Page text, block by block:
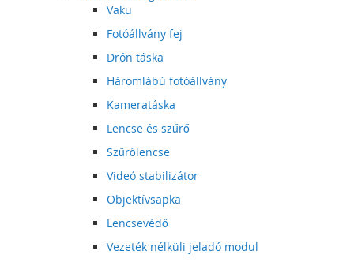
Vaku
Fotóállvány fej
Drón táska
Háromlábú fotóállvány
Kameratáska
Lencse és szűrő
Szűrőlencse
Videó stabilizátor
Objektívsapka
Lencsevédő
Vezeték nélküli jeladó modul